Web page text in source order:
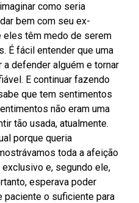
como seria
bem com seu ex-
eles têm medo de serem
É fácil entender que uma
defender alguém e tornar
E continuar fazendo
que tem sentimentos
não eram uma
tão usada, atualmente.
porque queria
toda a afeição
e, segundo ele,
esperava poder
paciente o suficiente para